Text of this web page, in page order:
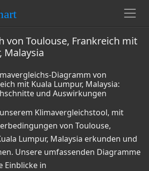
von Toulouse, Frankreich mit
Malaysia
Diagramm von
mit Kuala Lumpur, Malaysia:
und Auswirkungen
Klimavergleichstool, mit
von Toulouse,
Lumpur, Malaysia erkunden und
Unsere umfassenden Diagramme
Einblicke in